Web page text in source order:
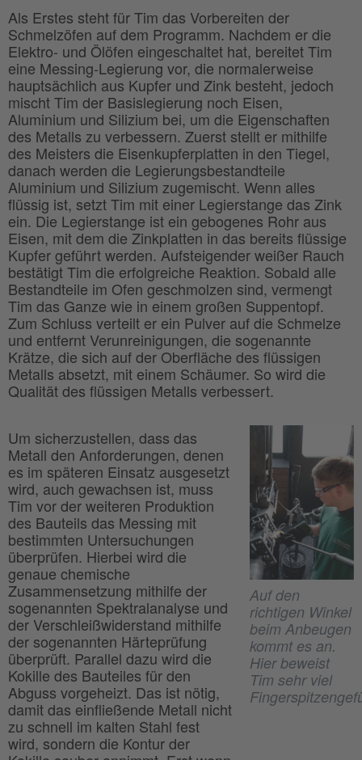
Als Erstes steht für Tim das Vorbereiten der
Schmelzöfen auf dem Programm. Nachdem er die
Elektro- und Ölöfen eingeschaltet hat, bereitet Tim
eine Messing-Legierung vor, die normalerweise
hauptsächlich aus Kupfer und Zink besteht, jedoch
mischt Tim der Basislegierung noch Eisen,
Aluminium und Silizium bei, um die Eigenschaften
des Metalls zu verbessern. Zuerst stellt er mithilfe
des Meisters die Eisenkupferplatten in den Tiegel,
danach werden die Legierungsbestandteile
Aluminium und Silizium zugemischt. Wenn alles
flüssig ist, setzt Tim mit einer Legierstange das Zink
ein. Die Legierstange ist ein gebogenes Rohr aus
Eisen, mit dem die Zinkplatten in das bereits flüssige
Kupfer geführt werden. Aufsteigender weißer Rauch
bestätigt Tim die erfolgreiche Reaktion. Sobald alle
Bestandteile im Ofen geschmolzen sind, vermengt
Tim das Ganze wie in einem großen Suppentopf.
Zum Schluss verteilt er ein Pulver auf die Schmelze
und entfernt Verunreinigungen, die sogenannte
Krätze, die sich auf der Oberfläche des flüssigen
Metalls absetzt, mit einem Schäumer. So wird die
Qualität des flüssigen Metalls verbessert.
Um sicherzustellen, dass das
Metall den Anforderungen, denen
es im späteren Einsatz ausgesetzt
wird, auch gewachsen ist, muss
Tim vor der weiteren Produktion
des Bauteils das Messing mit
bestimmten Untersuchungen
überprüfen. Hierbei wird die
genaue chemische
Zusammensetzung mithilfe der
sogenannten Spektralanalyse und
der Verschleißwiderstand mithilfe
der sogenannten Härteprüfung
überprüft. Parallel dazu wird die
Kokille des Bauteiles für den
Abguss vorgeheizt. Das ist nötig,
damit das einfließende Metall nicht
zu schnell im kalten Stahl fest
wird, sondern die Kontur der
Auf den
richtigen Winkel
beim Anbeugen
kommt es an.
Hier beweist
Tim sehr viel